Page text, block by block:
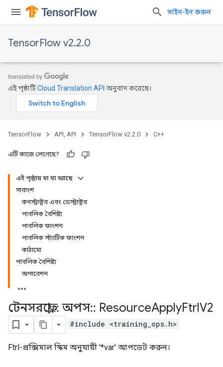
সাইন-ইন করুন
TensorFlow v2.2.0
এই পৃষ্ঠাটিCloud Translation API অনুবাদ করেছে।
TensorFlow API, API TensorFlow v2.2.0 C++
এটি কাজে লেগেছে?
এই পৃষ্ঠায় যা যা আছে
সারাংশ
কনস্ট্রাক্টর এবং ডেস্ট্রাক্টর
পাবলিক বৈশিষ্ট্য
পাবলিক ফাংশন
পাবলিক স্ট্যাটিক ফাংশন
কাঠামো
পাবলিক বৈশিষ্ট্য
অপারেশন
টেনসরফ্লো:: অপস:: ResourceApplyFtrlV2
#include <training_ops.h>
Ftrl-প্রক্সিমাল স্কিম অনুযায়ী '*var' আপডেট করুন।